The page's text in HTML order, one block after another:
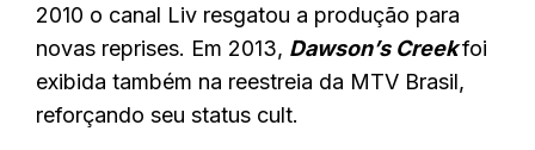
2010 o canal Liv resgatou a produção para
novas reprises. Em 2013, Dawson’s Creekfoi
exibida também na reestreia da MTV Brasil,
reforçando seu status cult.